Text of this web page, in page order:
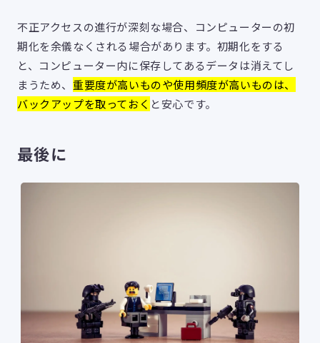
不正アクセスの進行が深刻な場合、コンピューターの初
期化を余儀なくされる場合があります。初期化をする
と、コンピューター内に保存してあるデータは消えてし
まうため、 重要度が高いものや使用頻度が高いものは、
バックアップを取っておく と安心です。
最後に